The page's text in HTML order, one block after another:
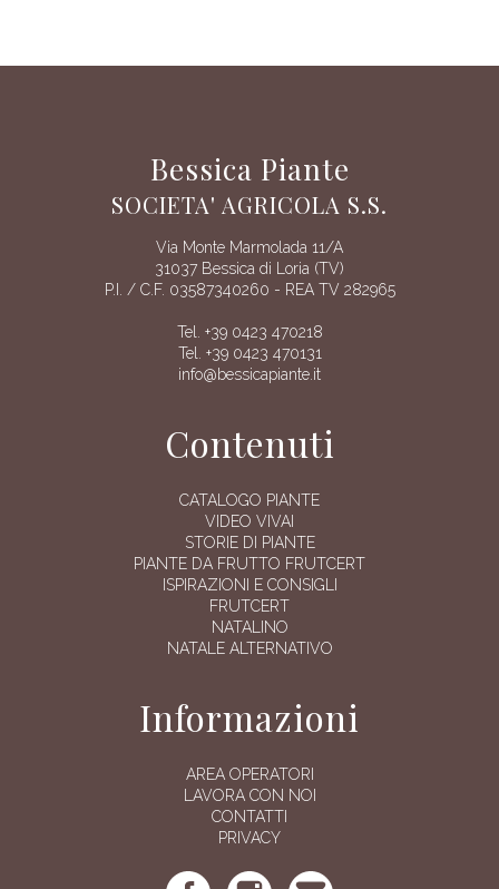
Bessica Piante
SOCIETA' AGRICOLA S.S.
Via Monte Marmolada 11/A
31037 Bessica di Loria (TV)
P.I. / C.F. 03587340260 - REA TV 282965
Tel. +39 0423 470218
Tel. +39 0423 470131
info@bessicapiante.it
Contenuti
CATALOGO PIANTE
VIDEO VIVAI
STORIE DI PIANTE
PIANTE DA FRUTTO FRUTCERT
ISPIRAZIONI E CONSIGLI
FRUTCERT
NATALINO
NATALE ALTERNATIVO
Informazioni
AREA OPERATORI
LAVORA CON NOI
CONTATTI
PRIVACY